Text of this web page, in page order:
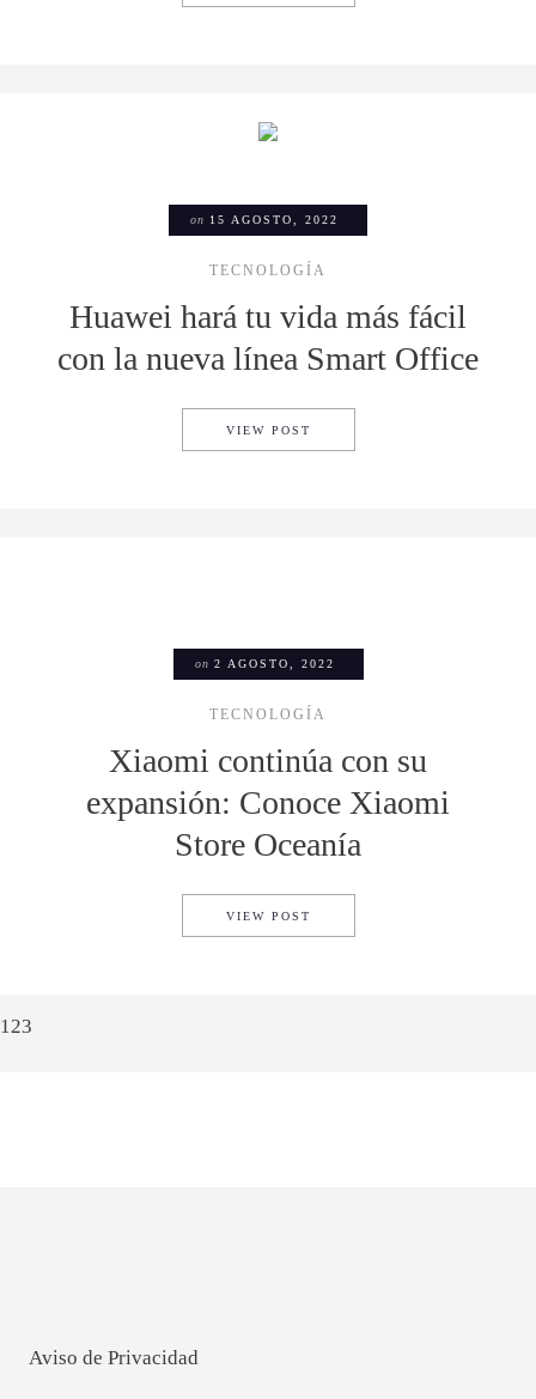
on 15 AGOSTO, 2022
TECNOLOGÍA
Huawei hará tu vida más fácil
con la nueva línea Smart Office
VIEW POST
on 2 AGOSTO, 2022
TECNOLOGÍA
Xiaomi continúa con su
expansión: Conoce Xiaomi
Store Oceanía
VIEW POST
123
Aviso de Privacidad